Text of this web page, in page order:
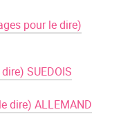
pour le dire)
SUEDOIS
dire) ALLEMAND